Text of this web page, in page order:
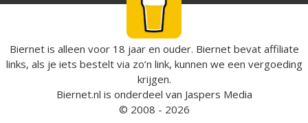
Biernet is alleen voor 18 jaar en ouder. Biernet bevat affiliate
links, als je iets bestelt via zo’n link, kunnen we een vergoeding
krijgen.
Biernet.nl is onderdeel van Jaspers Media
© 2008 - 2026